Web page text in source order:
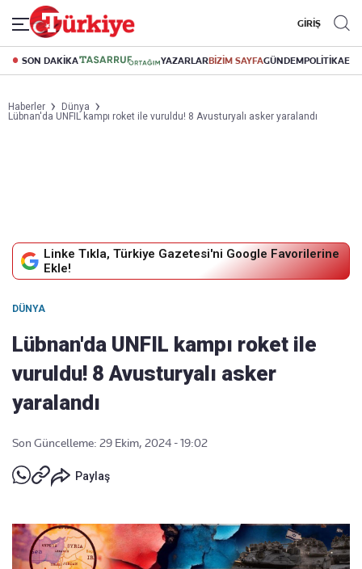
GİRİŞ
SON DAKİKA YAZARLARBİZİM SAYFAGÜNDEMPOLİTİKA
Haberler
Dünya
Lübnan'da UNFIL kampı roket ile vuruldu! 8 Avusturyalı asker yaralandı
Linke Tıkla, Türkiye Gazetesi'ni Google Favorilerine
Ekle!
DÜNYA
Lübnan'da UNFIL kampı roket ile
vuruldu! 8 Avusturyalı asker
yaralandı
Son Güncelleme: 29 Ekim, 2024 - 19:02
Paylaş